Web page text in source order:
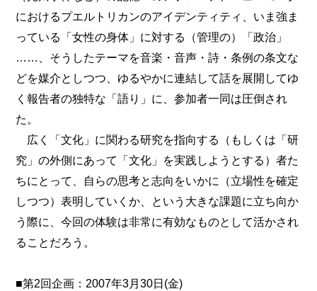
におけるプエルトリカンのアイデンティティ、いま強ま
っている「女性の身体」に対する（管理の）「政治」
……、そうしたテーマを音楽・音声・詩・条例の条文な
どを媒介としつつ、ゆるやかに連結して話を展開してゆ
く報告者の独特な「語り」に、参加者一同は圧倒され
た。
広く「文化」に関わる研究を指向する（もしくは「研
究」の外側にあって「文化」を実践しようとする）者た
ちにとって、自らの思考と志向をいかに（立場性を確定
しつつ）表明していくか、という大きな課題に立ち向か
う際に、今回の体験は非常に有効なものとして活かされ
ることだろう。
■第2回企画：2007年3月30日(金)